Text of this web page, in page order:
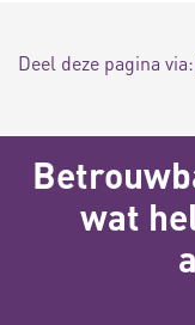
Deel deze pagina via:
wat